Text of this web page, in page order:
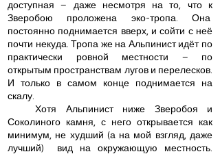
доступная – даже несмотря на то, что к
Зверобою проложена эко-тропа. Она
постоянно поднимается вверх, и сойти с неё
почти некуда. Тропа же на Альпинист идёт по
практически ровной местности – по
открытым пространствам лугов и перелесков.
И только в самом конце поднимается на
скалу.
Хотя Альпинист ниже Зверобоя и
Соколиного камня, с него открывается как
минимум, не худший (а на мой взгляд, даже
лучший) вид на окружающую местность.